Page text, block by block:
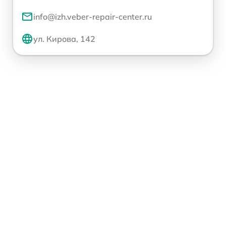
info@izh.veber-repair-center.ru
ул. Кирова, 142